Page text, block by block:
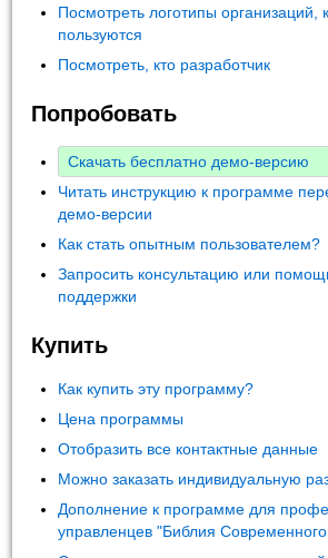
Посмотреть логотипы организаций,
пользуются
Посмотреть, кто разработчик
Попробовать
Скачать бесплатно демо-версию
Читать инструкцию к программе
демо-версии
Как стать опытным пользователем?
Запросить консультацию или
поддержки
Купить
Как купить эту программу?
Цена программы
Отобразить все контактные данные
Можно заказать индивидуальную
Дополнение к программе для
управленцев "Библия